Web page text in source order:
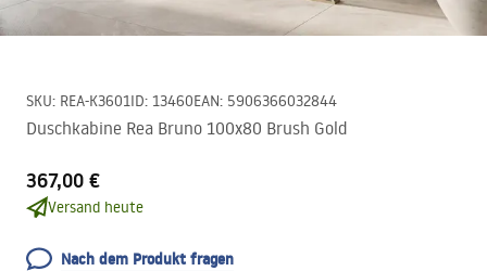
SKU: REA-K3601ID: 13460EAN: 5906366032844
Duschkabine Rea Bruno 100x80 Brush Gold
367,00 €
Versand heute
Nach dem Produkt fragen